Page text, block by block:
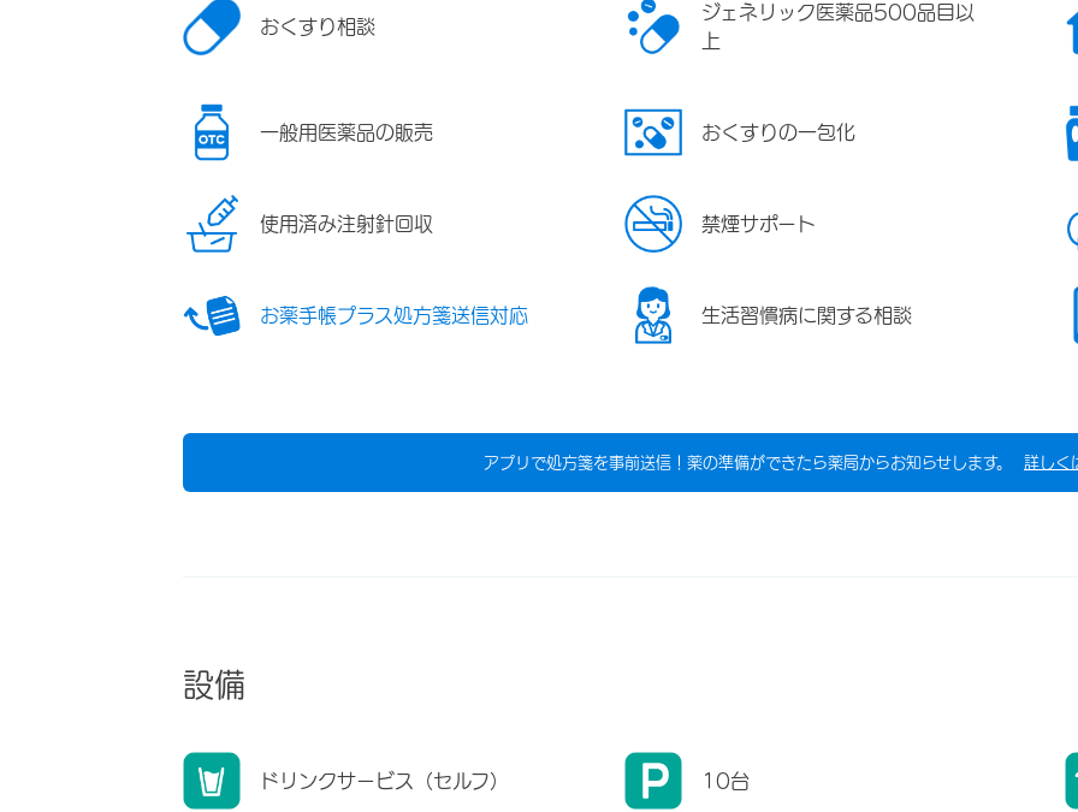
おくすり相談
ジェネリック医薬品500品目以
上
一般用医薬品の販売 おくすりの一包化
使用済み注射針回収 禁煙サポート
お薬手帳プラス処方箋送信対応 生活習慣病に関する相談
アプリで処方箋を事前送信！薬の準備ができたら薬局からお知らせします。 詳しく
設備
ドリンクサービス（セルフ） 10台